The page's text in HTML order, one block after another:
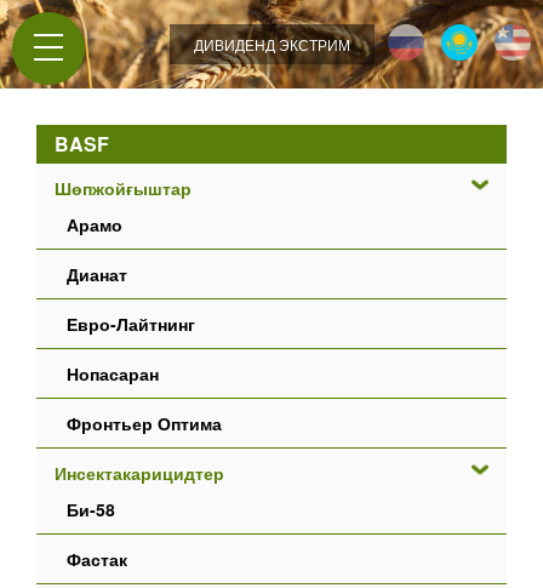
Jump to navigation
ДИВИДЕНД ЭКСТРИМ
BASF
Шөпжойғыштар
Арамо
Дианат
Евро-Лайтнинг
Нопасаран
Фронтьер Оптима
Инсектакарицидтер
Би-58
Фастак